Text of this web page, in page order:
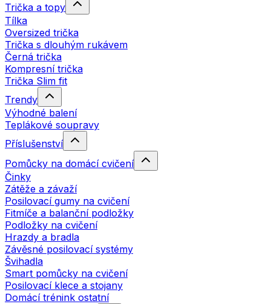
Trička a topy
Tílka
Oversized trička
Trička s dlouhým rukávem
Černá trička
Kompresní trička
Trička Slim fit
Trendy
Výhodné balení
Teplákové soupravy
Příslušenství
Pomůcky na domácí cvičení
Činky
Zátěže a závaží
Posilovací gumy na cvičení
Fitmíče a balanční podložky
Podložky na cvičení
Hrazdy a bradla
Závěsné posilovací systémy
Švihadla
Smart pomůcky na cvičení
Posilovací klece a stojany
Domácí trénink ostatní